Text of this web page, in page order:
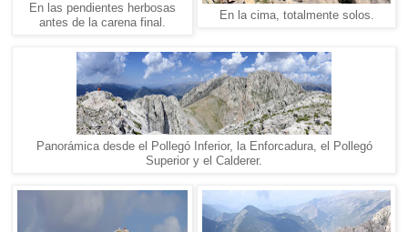
En las pendientes herbosas
antes de la carena final.
En la cima, totalmente solos.
Panorámica desde el Pollegó Inferior, la Enforcadura, el Pollegó
Superior y el Calderer.